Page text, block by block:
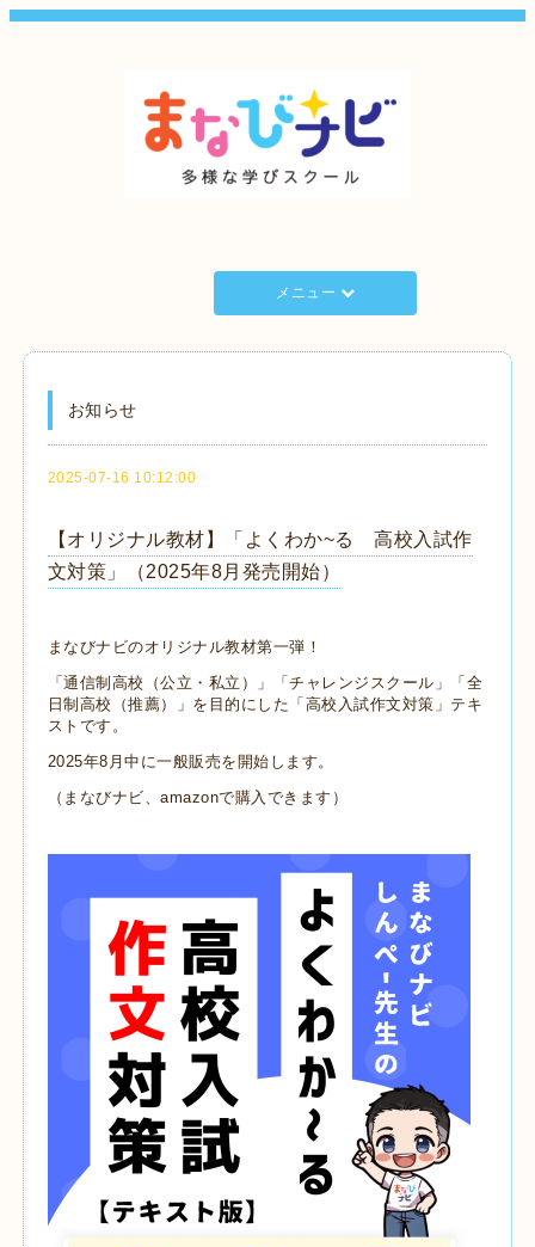
メニュー
お知らせ
2025-07-16 10:12:00
【オリジナル教材】「よくわか~る 高校入試作
文対策」（2025年8月発売開始）
まなびナビのオリジナル教材第一弾！
「通信制高校（公立・私立）」「チャレンジスクール」「全
日制高校（推薦）」を目的にした「高校入試作文対策」テキ
ストです。
2025年8月中に一般販売を開始します。
（まなびナビ、amazonで購入できます）